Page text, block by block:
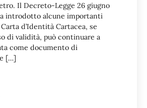
Il Decreto-Legge 26 giugno
introdotto alcune importanti
d’Identità Cartacea, se
di validità, può continuare a
come documento di
[…]